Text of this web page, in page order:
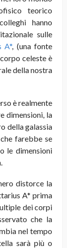
teorico
hanno
sulle
A*, (una fonte
celeste è
della nostra
è realmente
dimensioni, la
della galassia
farebbe se
le dimensioni
distorce la
A* prima
dei corpi
che la
nel tempo
sarà più o